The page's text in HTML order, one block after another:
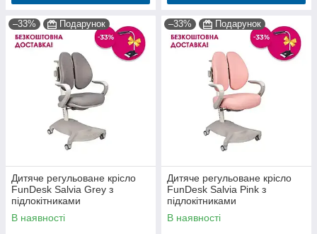
–33% Подарунок
Дитяче регульоване крісло
FunDesk Salvia Grey з
підлокітниками
В наявності
–33% Подарунок
Дитяче регульоване крісло
FunDesk Salvia Pink з
підлокітниками
В наявності